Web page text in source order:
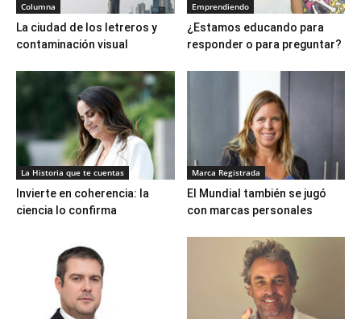
Columna
La ciudad de los letreros y
contaminación visual
Emprendiendo
¿Estamos educando para
responder o para preguntar?
La Historia que te cuentas
Invierte en coherencia: la
ciencia lo confirma
Marca Registrada
El Mundial también se jugó
con marcas personales